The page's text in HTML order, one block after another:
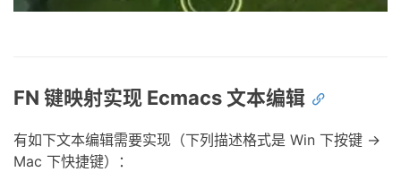
FN 键映射实现 Ecmacs 文本编辑
有如下文本编辑需要实现（下列描述格式是 Win 下按键 ->
Mac 下快捷键）：